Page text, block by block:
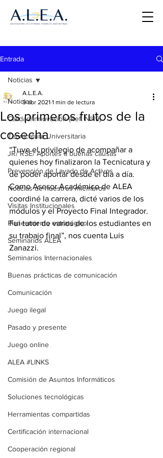
Entrada
Noticias
Calidad/Innovación (Ref. Nº19)
Tecnicatura Universitaria
JR/ RSE/ Aportes a buenas causas
Prevención de Lavado de Activos
Noticias de nuestros miembros
Visitas Institucionales
Planeamiento estratégico
Seminarios ALEA
Seminarios Internacionales
Buenas prácticas de comunicación
Comunicación
Juego ilegal
Pasado y presente
Juego online
ALEA #LINKS
Comisión de Asuntos Informáticos
Soluciones tecnológicas
Herramientas compartidas
Certificación internacional
Cooperación regional
Noticias
Los primeros frutos de la
cosecha
A.L.E.A.
9 abr 2021 1 min de lectura
“Tuve el privilegio de acompañar a
quienes hoy finalizaron la Tecnicatura y
de poder aportar desde el día a día.
Como Asesor Académico de ALEA
coordiné la carrera, dicté varios de los
módulos y el Proyecto Final Integrador.
Fui tutor de varios de los estudiantes en
su trabajo final”, nos cuenta Luis
Zanazzi.